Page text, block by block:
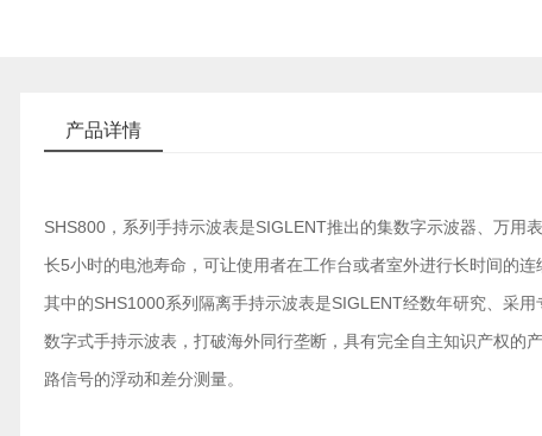
产品详情
SHS800，系列手持示波表是SIGLENT推出的集数字示波器、万用
长5小时的电池寿命，可让使用者在工作台或者室外进行长时间的连
其中的SHS1000系列隔离手持示波表是SIGLENT经数年研究、采
数字式手持示波表，打破海外同行垄断，具有完全自主知识产权的
路信号的浮动和差分测量。